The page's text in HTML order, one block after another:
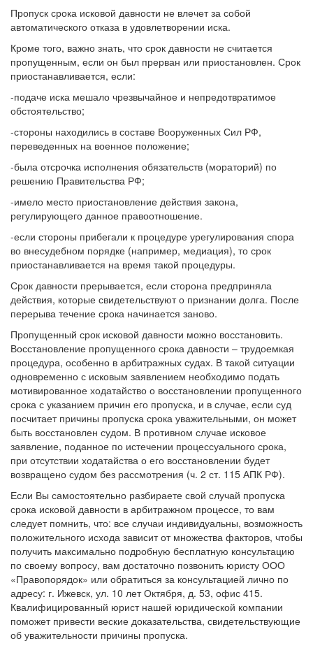
Пропуск срока исковой давности не влечет за собой
автоматического отказа в удовлетворении иска.
Кроме того, важно знать, что срок давности не считается
пропущенным, если он был прерван или приостановлен. Срок
приостанавливается, если:
-подаче иска мешало чрезвычайное и непредотвратимое
обстоятельство;
-стороны находились в составе Вооруженных Сил РФ,
переведенных на военное положение;
-была отсрочка исполнения обязательств (мораторий) по
решению Правительства РФ;
-имело место приостановление действия закона,
регулирующего данное правоотношение.
-если стороны прибегали к процедуре урегулирования спора
во внесудебном порядке (например, медиация), то срок
приостанавливается на время такой процедуры.
Срок давности прерывается, если сторона предприняла
действия, которые свидетельствуют о признании долга. После
перерыва течение срока начинается заново.
Пропущенный срок исковой давности можно восстановить.
Восстановление пропущенного срока давности – трудоемкая
процедура, особенно в арбитражных судах. В такой ситуации
одновременно с исковым заявлением необходимо подать
мотивированное ходатайство о восстановлении пропущенного
срока с указанием причин его пропуска, и в случае, если суд
посчитает причины пропуска срока уважительными, он может
быть восстановлен судом. В противном случае исковое
заявление, поданное по истечении процессуального срока,
при отсутствии ходатайства о его восстановлении будет
возвращено судом без рассмотрения (ч. 2 ст. 115 АПК РФ).
Если Вы самостоятельно разбираете свой случай пропуска
срока исковой давности в арбитражном процессе, то вам
следует помнить, что: все случаи индивидуальны, возможность
положительного исхода зависит от множества факторов, чтобы
получить максимально подробную бесплатную консультацию
по своему вопросу, вам достаточно позвонить юристу ООО
«Правопорядок» или обратиться за консультацией лично по
адресу: г. Ижевск, ул. 10 лет Октября, д. 53, офис 415.
Квалифицированный юрист нашей юридической компании
поможет привести веские доказательства, свидетельствующие
об уважительности причины пропуска.